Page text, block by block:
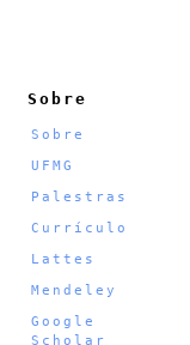
Sobre
Sobre
UFMG
Palestras
Currículo
Lattes
Mendeley
Google
Scholar